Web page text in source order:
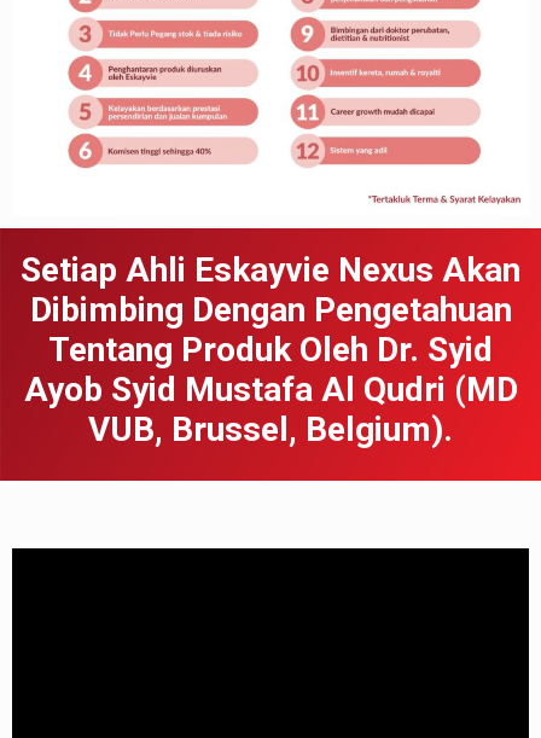
Setiap Ahli Eskayvie Nexus Akan
Dibimbing Dengan Pengetahuan
Tentang Produk Oleh Dr. Syid
Ayob Syid Mustafa Al Qudri (MD
VUB, Brussel, Belgium).